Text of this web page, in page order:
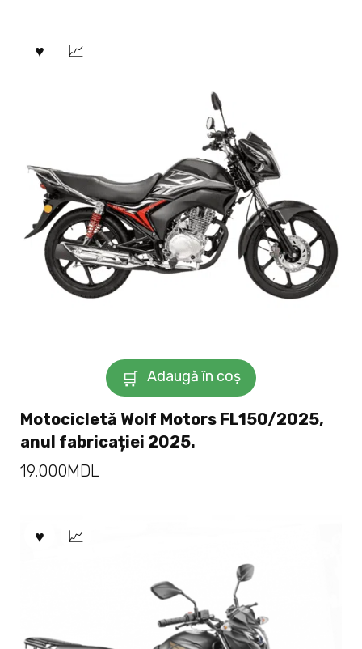
Adaugă în coș
Motocicletă Wolf Motors FL150/2025,
anul fabricației 2025.
19.000MDL